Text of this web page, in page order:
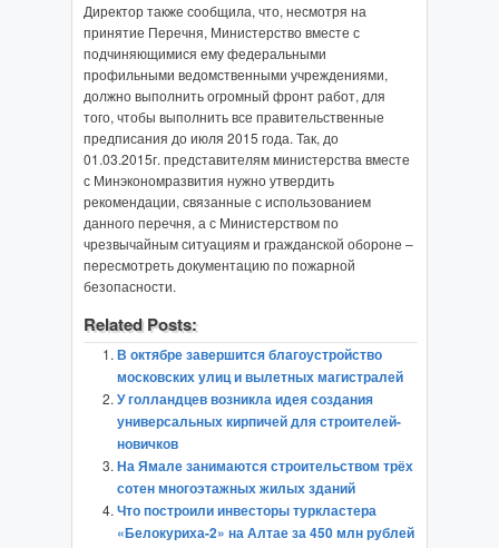
Директор также сообщила, что, несмотря на
принятие Перечня, Министерство вместе с
подчиняющимися ему федеральными
профильными ведомственными учреждениями,
должно выполнить огромный фронт работ, для
того, чтобы выполнить все правительственные
предписания до июля 2015 года. Так, до
01.03.2015г. представителям министерства вместе
с Минэкономразвития нужно утвердить
рекомендации, связанные с использованием
данного перечня, а с Министерством по
чрезвычайным ситуациям и гражданской обороне –
пересмотреть документацию по пожарной
безопасности.
Related Posts:
В октябре завершится благоустройство
московских улиц и вылетных магистралей
У голландцев возникла идея создания
универсальных кирпичей для строителей-
новичков
На Ямале занимаются строительством трёх
сотен многоэтажных жилых зданий
Что построили инвесторы туркластера
«Белокуриха-2» на Алтае за 450 млн рублей